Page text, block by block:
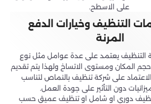
على الاسطح.
التنظيف وخيارات الدفع
المرنة
التنظيف يعتمد على عدة عوامل مثل نوع
المكان ومستوى الاتساخ ولهذا يتم تقديم
على شركة تنظيف بالنماص لتناسب
دون التأثير على جودة العمل.
دوري او شامل او تنظيف عميق حسب